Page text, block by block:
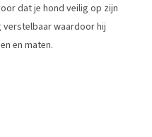
dat je hond veilig op zijn
waardoor hij
en maten.